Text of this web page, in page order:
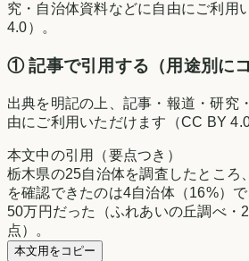
究・自治体資料などに自由にご利用
4.0）。
① 記事で引用する（用途別にコ
出典を明記の上、記事・報道・研究
由にご利用いただけます（CC BY 4.0
本文中の引用（要点つき）
栃木県の25自治体を調査したところ
を確認できたのは4自治体（16%）
50万円だった（ふれあいの丘調べ・
点）。
本文用をコピー